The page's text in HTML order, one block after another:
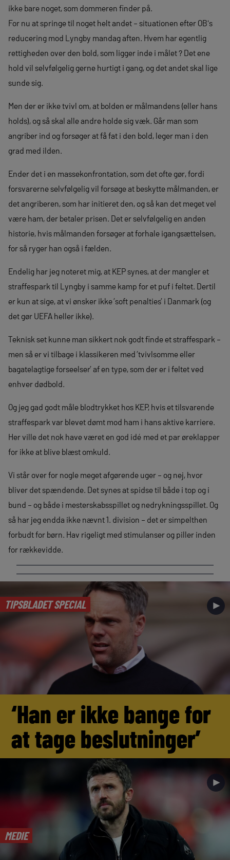
ikke bare noget, som dommeren finder på.
For nu at springe til noget helt andet – situationen efter OB's
reducering mod Lyngby mandag aften. Hvem har egentlig
rettigheden over den bold, som ligger inde i målet ? Det ene
hold vil selvfølgelig gerne hurtigt i gang, og det andet skal lige
sunde sig.
Men der er ikke tvivl om, at bolden er målmandens (eller hans
holds), og så skal alle andre holde sig væk. Går man som
angriber ind og forsøger at få fat i den bold, leger man i den
grad med ilden.
Ender det i en massekonfrontation, som det ofte gør, fordi
forsvarerne selvfølgelig vil forsøge at beskytte målmanden, er
det angriberen, som har initieret den, og så kan det meget vel
være ham, der betaler prisen. Det er selvfølgelig en anden
historie, hvis målmanden forsøger at forhale igangsættelsen,
for så ryger han også i fælden.
Endelig har jeg noteret mig, at KEP synes, at der mangler et
straffespark til Lyngby i samme kamp for et puf i feltet. Dertil
er kun at sige, at vi ønsker ikke ’soft penalties’ i Danmark (og
det gør UEFA heller ikke).
Teknisk set kunne man sikkert nok godt finde et straffespark –
men så er vi tilbage i klassikeren med ’tvivlsomme eller
bagatelagtige forseelser’ af en type, som der er i feltet ved
enhver dødbold.
Og jeg gad godt måle blodtrykket hos KEP, hvis et tilsvarende
straffespark var blevet dømt mod ham i hans aktive karriere.
Her ville det nok have været en god idé med et par øreklapper
for ikke at blive blæst omkuld.
Vi står over for nogle meget afgørende uger – og nej, hvor
bliver det spændende. Det synes at spidse til både i top og i
bund – og både i mesterskabsspillet og nedrykningsspillet. Og
så har jeg endda ikke nævnt 1. division – det er simpelthen
forbudt for børn. Hav rigeligt med stimulanser og piller inden
for rækkevidde.
TIPSBLADET SPECIAL ►
‘Han er ikke bange for
at tage beslutninger’
MEDIE
►